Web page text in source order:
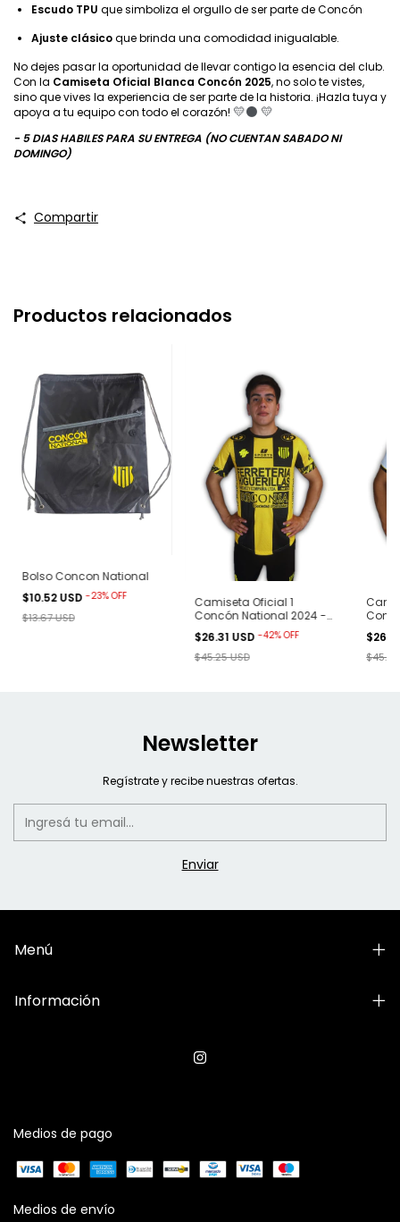
Escudo TPU que simboliza el orgullo de ser parte de Concón
Ajuste clásicoque brinda una comodidad inigualable.
No dejes pasar la oportunidad de llevar contigo la esencia del club.
Con la Camiseta Oficial Blanca Concón 2025, no solo te vistes,
sino que vives la experiencia de ser parte de la historia. ¡Hazla tuya y
apoya a tu equipo con todo el corazón! 💛⚫ 💛
- 5 DIAS HABILES PARA SU ENTREGA (NO CUENTAN SABADO NI
DOMINGO)
Compartir
Productos relacionados
Bolso Concon National
$10.52 USD-23%OFF
$13.67 USD
Camiseta Oficial 1
Concón National 2024 -
Amarilla
$26.31 USD-42%OFF
$45.25 USD $45.25
Newsletter
Regístrate y recibe nuestras ofertas.
Menú
Información
Medios de pago
Medios de envío